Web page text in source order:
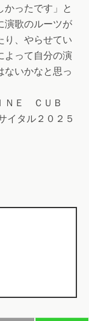
ったです」と
演歌のルーツが
り、やらせてい
よって自分の演
ないかなと思っ
ＮＥ ＣＵＢ
イタル２０２５